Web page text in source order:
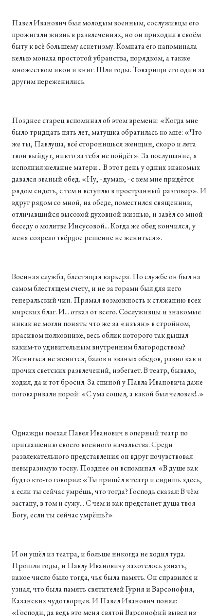
Павел Иванович был молодым военным, сослуживцы его
прожигали жизнь в развлечениях, но он приходил в своём
быту к всё большему аскетизму. Комната его напоминала
келью монаха простотой убранства, порядком, а также
множеством икон и книг. Шли годы. Товарищи его один за
другим переженились.
Позднее старец вспоминал об этом времени: «Когда мне
было тридцать пять лет, матушка обратилась ко мне: «Что
же ты, Павлуша, всё сторонишься женщин, скоро и лета
твои выйдут, никто за тебя не пойдёт». За послушание, я
исполнил желание матери... В этот день у одних знакомых
давался званый обед. «Ну, - думаю, - с кем мне придётся
рядом сидеть, с тем и вступлю в пространный разговор». И
вдруг рядом со мной, на обеде, поместился священник,
отличавшийся высокой духовной жизнью, и завёл со мной
беседу о молитве Иисусовой... Когда же обед кончился, у
меня созрело твёрдое решение не жениться».
Военная служба, блестящая карьера. По службе он был на
самом блестящем счету, и не за горами был для него
генеральский чин. Прямая возможность к стяжанию всех
мирских благ. И... отказ от всего. Сослуживцы и знакомые
никак не могли понять: что же за «изъян» в стройном,
красивом полковнике, весь облик которого так дышал
каким-то удивительным внутренним благородством?
Жениться не женится, балов и званых обедов, равно как и
прочих светских развлечений, избегает. В театр, бывало,
ходил, да и тот бросил. За спиной у Павла Ивановича даже
поговаривали порой: «С ума сошел, а какой был человек!..»
Однажды поехал Павел Иванович в оперный театр по
приглашению своего военного начальства. Среди
развлекательного представления он вдруг почувствовал
невыразимую тоску. Позднее он вспоминал: «В душе как
будто кто-то говорил: «Ты пришёл в театр и сидишь здесь,
а если ты сейчас умрёшь, что тогда? Господь сказал: В чём
застану, в том и сужу... С чем и как предстанет душа твоя
Богу, если ты сейчас умрёшь?»
И он ушёл из театра, и больше никогда не ходил туда.
Прошли годы, и Павлу Ивановичу захотелось узнать,
какое число было тогда, чья была память. Он справился и
узнал, что была память святителей Гурия и Варсонофия,
Казанских чудотворцев. И Павел Иванович понял:
«Господи, да ведь это меня святой Варсонофий вывел из